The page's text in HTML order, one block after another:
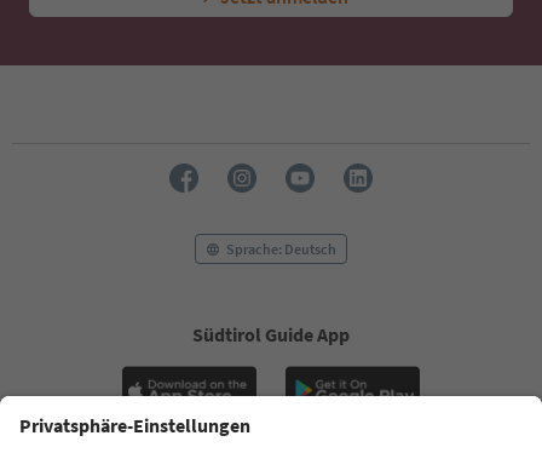
Sprache: Deutsch
Südtirol Guide App